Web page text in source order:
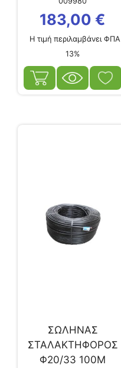
3,9LT/HR 300m
183,00 €
Η τιμή περιλαμβάνει ΦΠΑ
13%
ΣΩΛΗΝΑΣ
ΣΤΑΛΑΚΤΗΦΟΡΟΣ
Φ20/33 100M